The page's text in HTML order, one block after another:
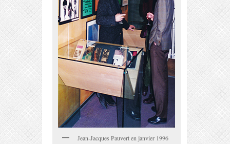
Jean-Jacques Pauvert en janvier 1996